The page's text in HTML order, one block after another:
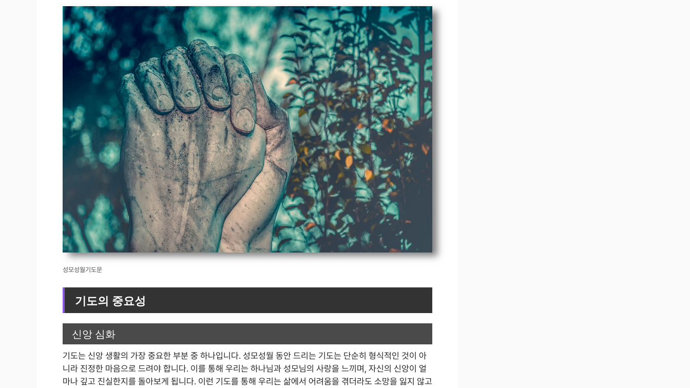
성모성월기도문
기도의 중요성
신앙 심화
기도는 신앙 생활의 가장 중요한 부분 중 하나입니다. 성모성월 동안 드리는 기도는 단순히 형식적인 것이 아
니라 진정한 마음으로 드려야 합니다. 이를 통해 우리는 하나님과 성모님의 사랑을 느끼며, 자신의 신앙이 얼
마나 깊고 진실한지를 돌아보게 됩니다. 이런 기도를 통해 우리는 삶에서 어려움을 겪더라도 소망을 잃지 않고